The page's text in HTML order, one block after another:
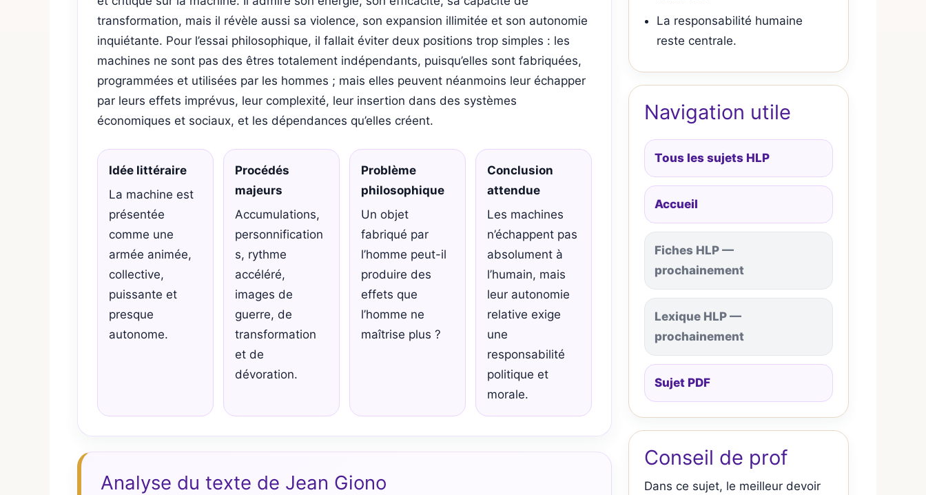
transformation, mais il révèle aussi sa violence, son expansion illimitée et son autonomie
inquiétante. Pour l’essai philosophique, il fallait éviter deux positions trop simples : les
machines ne sont pas des êtres totalement indépendants, puisqu’elles sont fabriquées,
programmées et utilisées par les hommes ; mais elles peuvent néanmoins leur échapper
par leurs effets imprévus, leur complexité, leur insertion dans des systèmes
économiques et sociaux, et les dépendances qu’elles créent.
Idée littéraire
La machine est
présentée
comme une
armée animée,
collective,
puissante et
presque
autonome.
Procédés
majeurs
Accumulations,
personnification
s, rythme
accéléré,
images de
guerre, de
transformation
et de
dévoration.
Problème
philosophique
Un objet
fabriqué par
l’homme peut-il
produire des
effets que
l’homme ne
maîtrise plus ?
Conclusion
attendue
Les machines
n’échappent pas
absolument à
l’humain, mais
leur autonomie
relative exige
une
responsabilité
politique et
morale.
Analyse du texte de Jean Giono
La responsabilité humaine
reste centrale.
Navigation utile
Tous les sujets HLP
Accueil
Fiches HLP —
prochainement
Lexique HLP —
prochainement
Sujet PDF
Conseil de prof
Dans ce sujet, le meilleur devoir